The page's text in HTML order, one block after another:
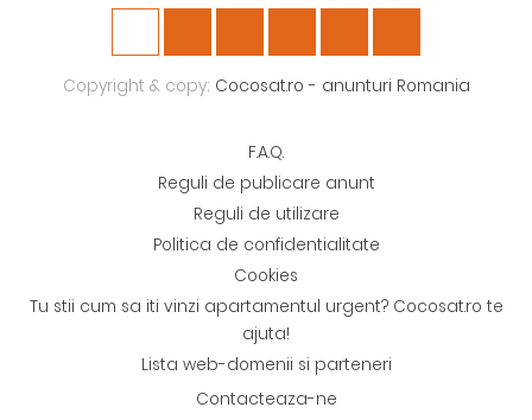
Copyright & copy; Cocosat.ro - anunturi Romania
F.A.Q.
Reguli de publicare anunt
Reguli de utilizare
Politica de confidentialitate
Cookies
Tu stii cum sa iti vinzi apartamentul urgent? Cocosat.ro te
ajuta!
Lista web-domenii si parteneri
Contacteaza-ne